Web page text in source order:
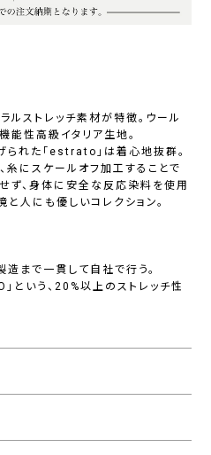
ルストレッチ素材が特徴。ウール
性高級イタリア生地。
れた「estrato」は着心地抜群。
糸にスケールオフ加工することで
ず、身体に安全な反応染料を使用
人にも優しいコレクション。
まで一貫して自社で行う。
という、20%以上のストレッチ性